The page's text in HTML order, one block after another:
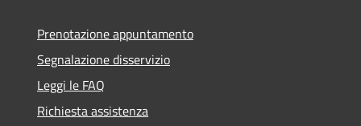
Prenotazione appuntamento
Segnalazione disservizio
Leggi le FAQ
Richiesta assistenza